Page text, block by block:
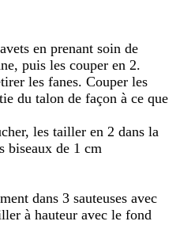
en prenant soin de
puis les couper en 2.
les fanes. Couper les
du talon de façon à ce que
les tailler en 2 dans la
biseaux de 1 cm
dans 3 sauteuses avec
à hauteur avec le fond